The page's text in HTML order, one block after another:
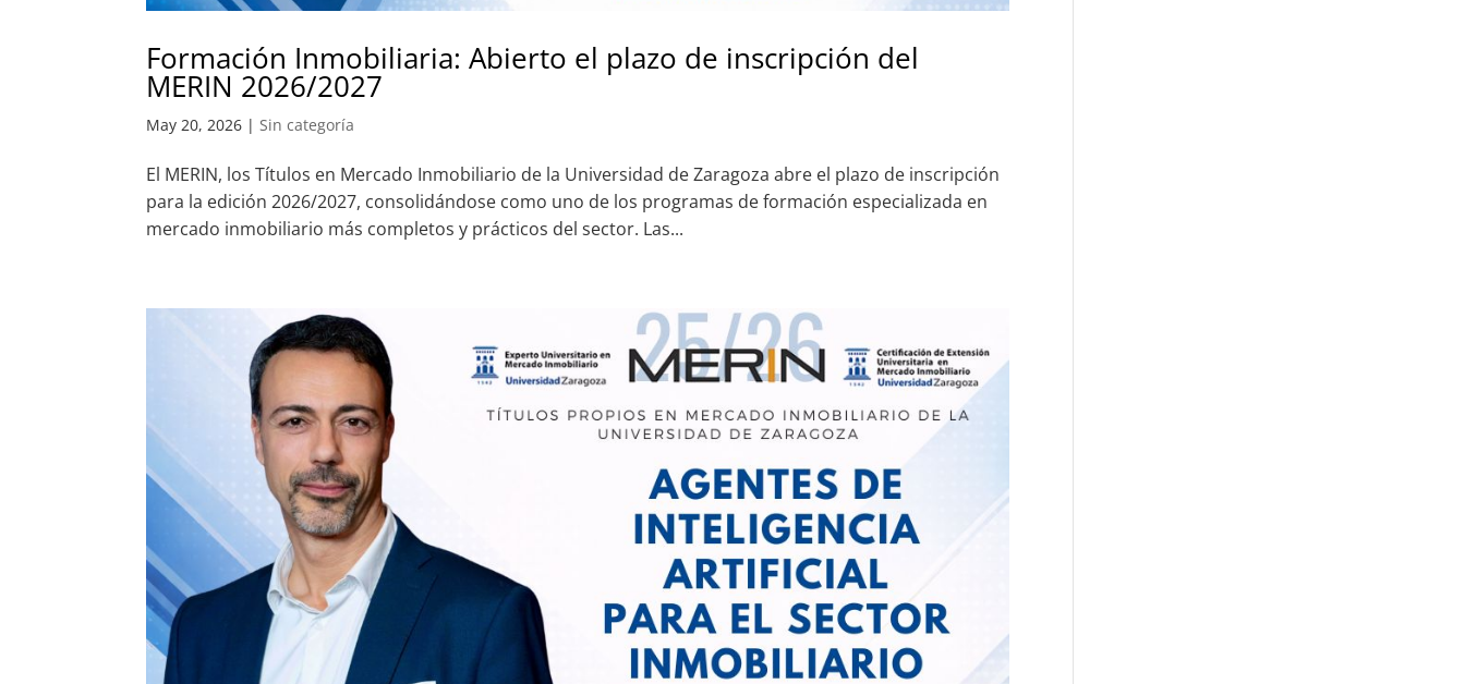
Formación Inmobiliaria: Abierto el plazo de inscripción del
MERIN 2026/2027
May 20, 2026 |Sin categoría
El MERIN, los Títulos en Mercado Inmobiliario de la Universidad de Zaragoza abre el plazo de inscripción
para la edición 2026/2027, consolidándose como uno de los programas de formación especializada en
mercado inmobiliario más completos y prácticos del sector. Las...